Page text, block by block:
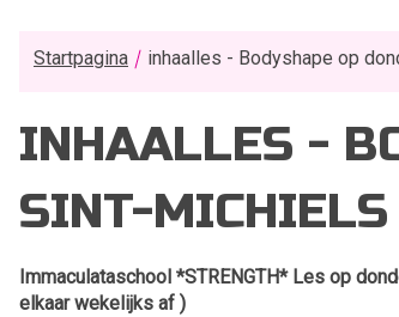
Startpagina inhaalles - Bodyshape op
INHAALLES -
SINT-MICHIELS
Immaculataschool *STRENGTH* Les op
elkaar wekelijks af )